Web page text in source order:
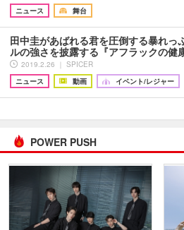
ニュース
舞台
田中圭があばれる君を圧倒する暴れ
ルの強さを披露する『アフラックの
2019.2.26 ｜ SPICER
ニュース
動画 イベント/レジャー
POWER PUSH